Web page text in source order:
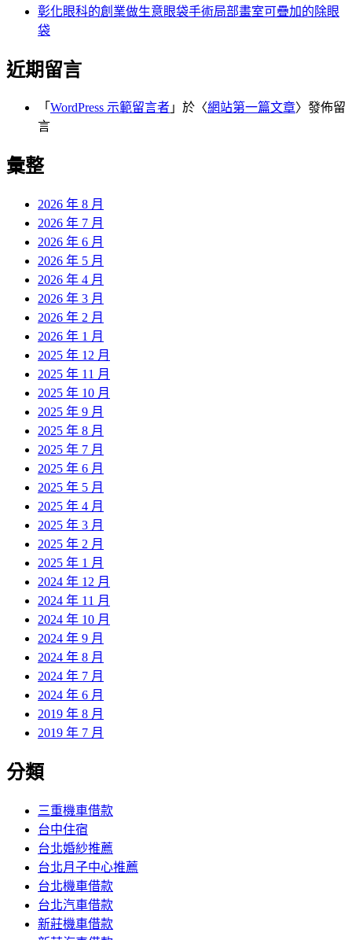
彰化眼科的創業做生意眼袋手術局部畫室可疊加的除眼
袋
近期留言
「 WordPress 示範留言者 」於〈網站第一篇文章〉發佈留
言
彙整
2026 年 8 月
2026 年 7 月
2026 年 6 月
2026 年 5 月
2026 年 4 月
2026 年 3 月
2026 年 2 月
2026 年 1 月
2025 年 12 月
2025 年 11 月
2025 年 10 月
2025 年 9 月
2025 年 8 月
2025 年 7 月
2025 年 6 月
2025 年 5 月
2025 年 4 月
2025 年 3 月
2025 年 2 月
2025 年 1 月
2024 年 12 月
2024 年 11 月
2024 年 10 月
2024 年 9 月
2024 年 8 月
2024 年 7 月
2024 年 6 月
2019 年 8 月
2019 年 7 月
分類
三重機車借款
台中住宿
台北婚紗推薦
台北月子中心推薦
台北機車借款
台北汽車借款
新莊機車借款